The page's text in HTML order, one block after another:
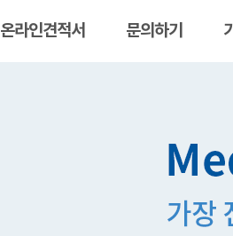
온라인견적서 문의하기